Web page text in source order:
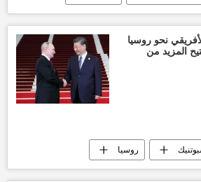
نحو روسيا
المزيد من
روسيا
أفريقيا